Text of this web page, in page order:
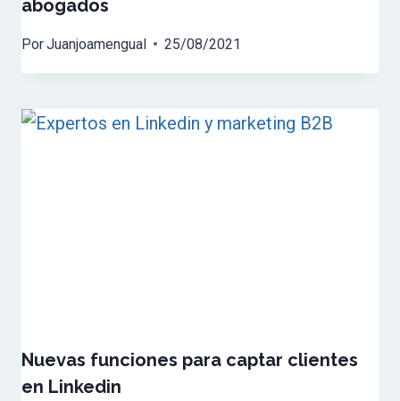
abogados
PorJuanjoamengual 25/08/2021
Nuevas funciones para captar clientes
en Linkedin